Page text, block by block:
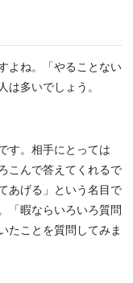
よね。「やることない
は多いでしょう。
す。相手にとっては
こんで答えてくれるで
あげる」という名目で
「暇ならいろいろ質問
たことを質問してみま